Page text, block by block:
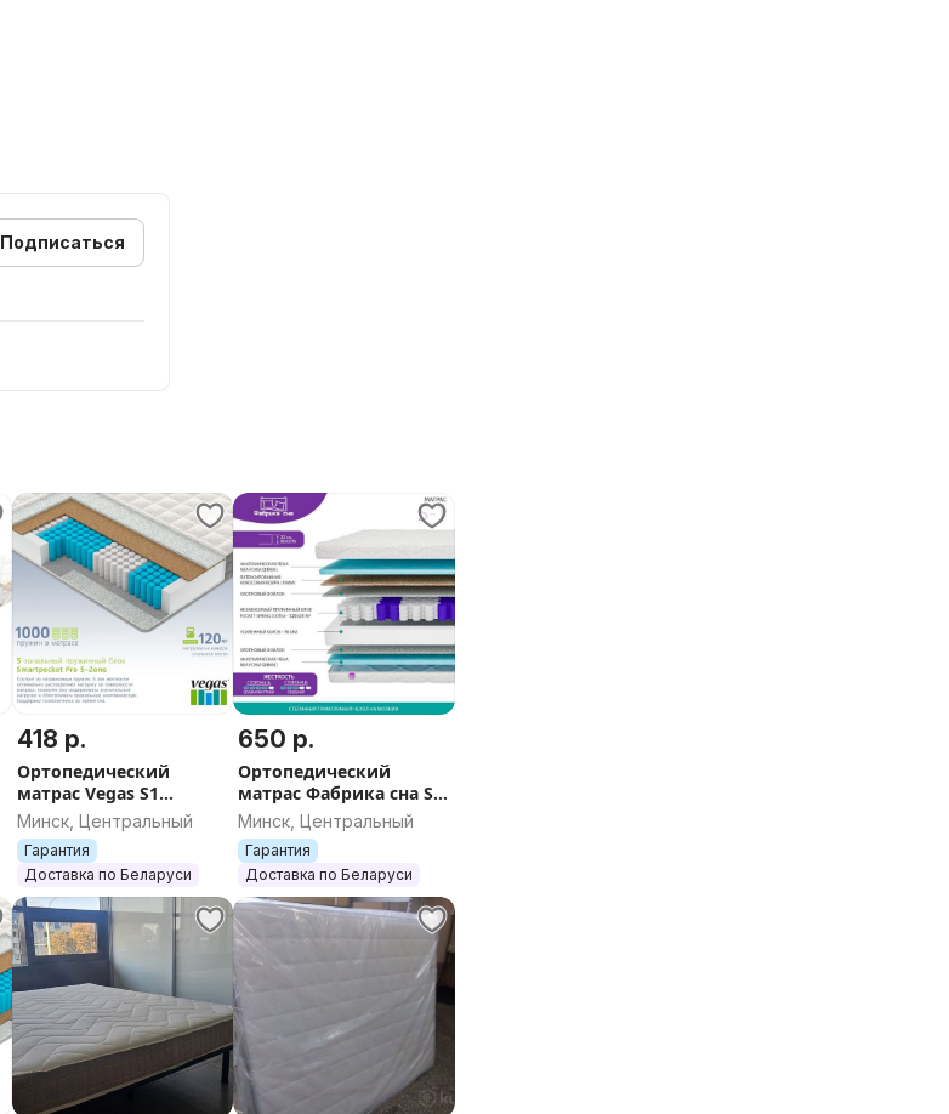
Подписаться
418 р.
Ортопедический
матрас Vegas S1
160*200. Изготовление
любого размера
Бесплатная доставка
по Беларуси
Минск, Центральный
Гарантия
Доставка по Беларуси
650 р.
Ортопедический
матрас Фабрика сна S1
160*200
Минск, Центральный
Гарантия
Доставка по Беларуси